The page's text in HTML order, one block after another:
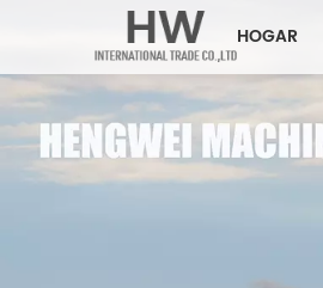
HOGAR